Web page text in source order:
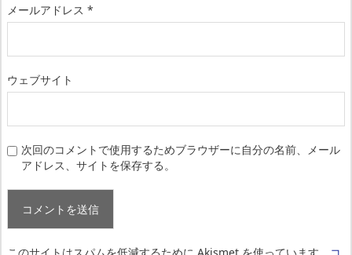
メールアドレス *
ウェブサイト
次回のコメントで使用するためブラウザーに自分の名前、メール
アドレス、サイトを保存する。